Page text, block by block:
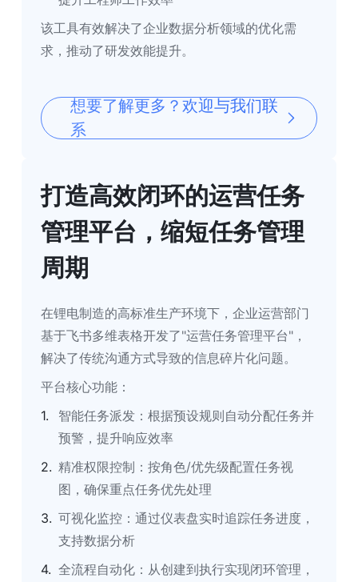
该工具有效解决了企业数据分析领域的优化需
求，推动了研发效能提升。
想要了解更多？欢迎与我们联
系
打造高效闭环的运营任务
管理平台，缩短任务管理
周期
在锂电制造的高标准生产环境下，企业运营部门
基于飞书多维表格开发了"运营任务管理平台"，
解决了传统沟通方式导致的信息碎片化问题。
平台核心功能：
智能任务派发：根据预设规则自动分配任务并
预警，提升响应效率
精准权限控制：按角色/优先级配置任务视
图，确保重点任务优先处理
可视化监控：通过仪表盘实时追踪任务进度，
支持数据分析
全流程自动化：从创建到执行实现闭环管理，